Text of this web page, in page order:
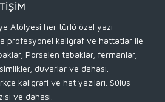
Atölyesi her türlü özel yazı
profesyonel kaligraf ve hattatlar ile
Porselen tabaklar, fermanlar,
duvarlar ve dahası.
kaligrafi ve hat yazıları. Sülüs
ve dahası.